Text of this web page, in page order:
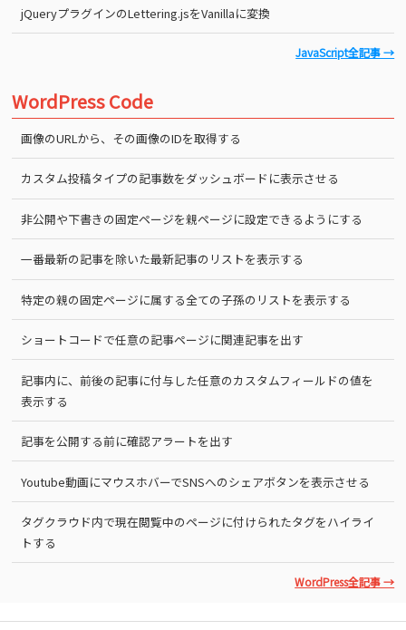
jQueryプラグインのLettering.jsをVanillaに変換
JavaScript全記事 →
WordPress Code
画像のURLから、その画像のIDを取得する
カスタム投稿タイプの記事数をダッシュボードに表示させる
非公開や下書きの固定ページを親ページに設定できるようにする
一番最新の記事を除いた最新記事のリストを表示する
特定の親の固定ページに属する全ての子孫のリストを表示する
ショートコードで任意の記事ページに関連記事を出す
記事内に、前後の記事に付与した任意のカスタムフィールドの値を
表示する
記事を公開する前に確認アラートを出す
Youtube動画にマウスホバーでSNSへのシェアボタンを表示させる
タグクラウド内で現在閲覧中のページに付けられたタグをハイライ
トする
WordPress全記事 →